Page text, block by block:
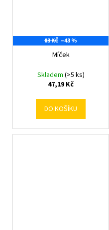
83 KČ –43 %
Míček
Skladem (>5 ks)
47,19 Kč
DO KOŠÍKU